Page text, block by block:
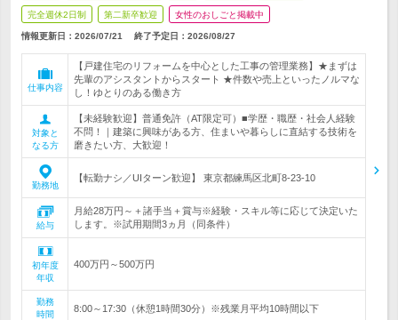
完全週休2日制 第二新卒歓迎 女性のおしごと掲載中
情報更新日：2026/07/21 終了予定日： 2026/08/27
仕事内容
【戸建住宅のリフォームを中心とした工事の管理業務】★まずは
先輩のアシスタントからスタート ★件数や売上といったノルマな
し！ゆとりのある働き方
対象と
なる方
【未経験歓迎】普通免許（AT限定可）■学歴・職歴・社会人経験
不問！｜建築に興味がある方、住まいや暮らしに直結する技術を
磨きたい方、大歓迎！
勤務地
【転勤ナシ／UIターン歓迎】 東京都練馬区北町8-23-10
給与
月給28万円～＋諸手当＋賞与※経験・スキル等に応じて決定いた
します。※試用期間3ヵ月（同条件）
初年度
年収
400万円～500万円
勤務
時間
8:00～17:30（休憩1時間30分）※残業月平均10時間以下